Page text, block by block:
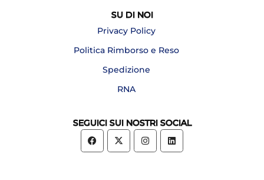
SU DI NOI
Privacy Policy
Politica Rimborso e Reso
Spedizione
RNA
SEGUICI SUI NOSTRI SOCIAL